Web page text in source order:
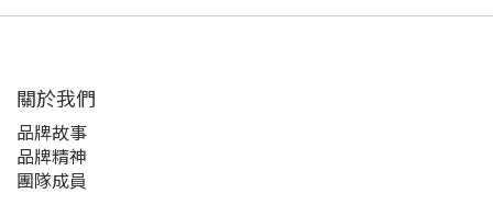
關於我們
品牌故事
品牌精神
團隊成員